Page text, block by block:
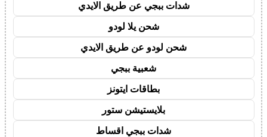
شدات ببجي عن طريق الايدي
شحن يلا لودو
شحن لودو عن طريق الايدي
شعبية ببجي
بطاقات ايتونز
بلايستيشن ستور
شدات ببجي اقساط